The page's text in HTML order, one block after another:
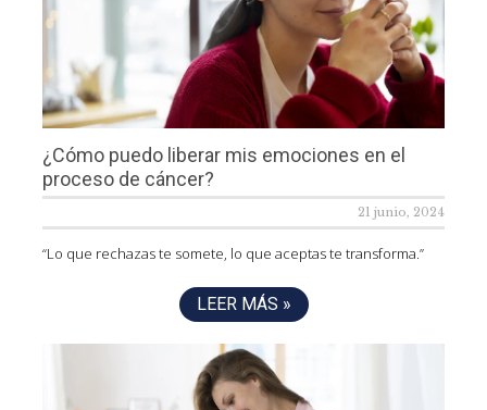
¿Cómo puedo liberar mis emociones en el
proceso de cáncer?
21 junio, 2024
“Lo que rechazas te somete, lo que aceptas te transforma.”
LEER MÁS »